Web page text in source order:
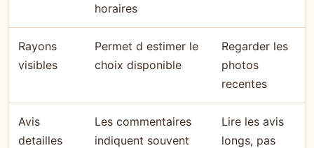
horaires
Rayons
visibles
Permet d estimer le
choix disponible
Regarder les
photos
recentes
Avis
detailles
Les commentaires
indiquent souvent
Lire les avis
longs, pas